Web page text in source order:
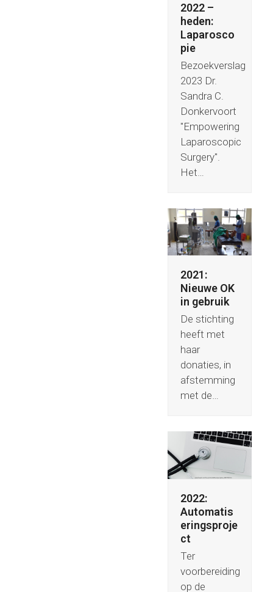
2022 –
heden:
Laparosco
pie
Bezoekverslag
2023 Dr.
Sandra C.
Donkervoort
"Empowering
Laparoscopic
Surgery".
Het…
2021:
Nieuwe OK
in gebruik
De stichting
heeft met
haar
donaties, in
afstemming
met de…
2022:
Automatis
eringsproje
ct
Ter
voorbereiding
op de